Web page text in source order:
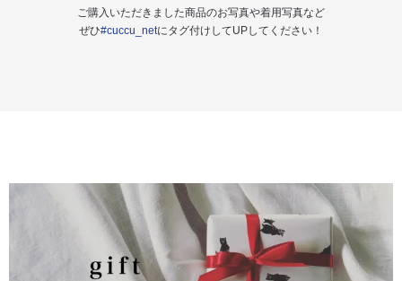
ご購入いただきました商品のお写真や着用写真など
ぜひ#cuccu_netにタグ付けしてUPしてください！